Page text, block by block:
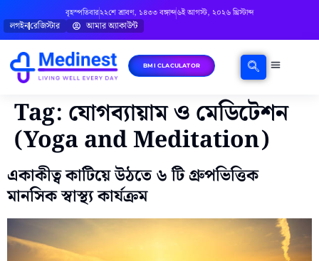
বৃহস্পতিবার২২শে শ্রাবণ, ১৪৩৩ বঙ্গাব্দ৬ই আগস্ট, ২০২৬ খ্রিস্টাব্দ
লগইনরেজিস্টার আমার অ্যাকাউন্ট
BMI CLACULATOR
Tag: যোগব্যায়াম ও মেডিটেশন
(Yoga and Meditation)
একাকীত্ব কাটিয়ে উঠতে ৬ টি গ্রুপভিত্তিক
মানসিক স্বাস্থ্য কার্যক্রম